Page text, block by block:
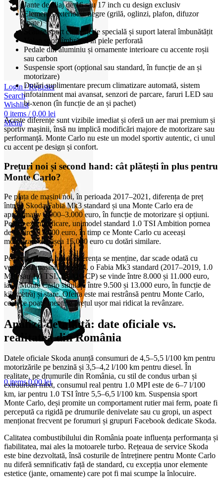
Login / Register
Search
Wishlist
0 items / 0,00 lei
Menu
0items 0,00lei
Jante de aliaj de 16 sau 17 inch cu design exclusiv
Elemente exterioare negre (grilă, oglinzi, plafon, difuzor
spate)
Scaune sport cu tapițerie specială și suport lateral îmbunătățit
Volan sport îmbrăcat în piele perforată
Pedale din aluminiu și ornamente interioare cu accente roșii
sau carbon
Suspensie sport (opțional sau standard, în funcție de an și
motorizare)
Dotări suplimentare precum climatizare automată, sistem
infotainment mai avansat, senzori de parcare, faruri LED sau
bi-xenon (în funcție de an și pachet)
Aceste diferențe sunt vizibile imediat și oferă un aer mai premium și
sportiv mașinii, însă nu implică modificări majore de motorizare sau
performanță. Monte Carlo nu este un model sportiv autentic, ci unul
cu accent pe design și confort.
Prețuri noi și second hand: cât plătești în plus pentru
Monte Carlo?
Pe piața de mașini noi, în perioada 2017–2021, diferența de preț
între o Skoda Fabia Mk3 standard și una Monte Carlo era de
aproximativ 2.000–3.000 euro, în funcție de motorizare și opțiuni.
Pentru exemplificare, un model standard 1.0 TSI Ambition pornea
de la circa 13.000 euro, în timp ce Monte Carlo cu aceeași
motorizare depășea 15.000 euro cu dotări similare.
Pe piața second hand, diferența se menține, dar scade odată cu
vechimea mașinii. În 2024, o Fabia Mk3 standard (2017–2019, 1.0
MPI sau 1.0 TSI, 70–110 CP) se vinde între 8.000 și 11.000 euro,
iar o Monte Carlo similară între 9.500 și 13.000 euro, în funcție de
kilometraj și stare. Oferta este mai restrânsă pentru Monte Carlo,
ceea ce poate menține prețul ușor mai ridicat la revânzare.
Analiză detaliată: date oficiale vs.
realitatea din România
Datele oficiale Skoda anunță consumuri de 4,5–5,5 l/100 km pentru
motorizările pe benzină și 3,5–4,2 l/100 km pentru diesel. În
realitate, pe drumurile din România, cu stil de condus urban și
extraurban mixt, consumul real pentru 1.0 MPI este de 6–7 l/100
km, iar pentru 1.0 TSI între 5,5–6,5 l/100 km. Suspensia sport
Monte Carlo, deși promite un comportament rutier mai ferm, poate fi
percepută ca rigidă pe drumurile denivelate sau cu gropi, un aspect
menționat frecvent pe forumuri și grupuri Facebook dedicate Skoda.
Calitatea combustibilului din România poate influența performanța și
fiabilitatea, mai ales la motoarele turbo. Rețeaua de service Skoda
este bine dezvoltată, însă costurile de întreținere pentru Monte Carlo
nu diferă semnificativ față de standard, cu excepția unor elemente
estetice (jante, ornamente) care pot fi mai scumpe la înlocuire.